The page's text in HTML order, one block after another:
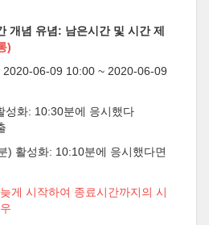
개념 유념: 남은시간 및 시간 제
)
2020-06-09 10:00 ~ 2020-06-09
성화: 10:30분에 응시했다
) 활성화: 10:10분에 응시했다면
게 시작하여 종료시간까지의 시